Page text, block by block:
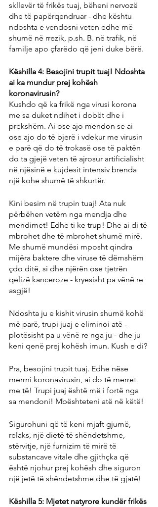
skllevër të frikës tuaj, bëheni nervozë
dhe të papërqendruar - dhe kështu
ndoshta e vendosni veten edhe më
shumë në rrezik, p.sh. B. në trafik, në
familje apo çfarëdo që jeni duke bërë.
Këshilla 4: Besojini trupit tuaj! Ndoshta
ai ka mundur prej kohësh
koronavirusin?
Kushdo që ka frikë nga virusi korona
me sa duket ndihet i dobët dhe i
prekshëm. Ai ose ajo mendon se ai
ose ajo do të bjerë i vdekur me virusin
e parë që do të trokasë ose të paktën
do ta gjejë veten të ajrosur artificialisht
në njësinë e kujdesit intensiv brenda
një kohe shumë të shkurtër.
Kini besim në trupin tuaj! Ata nuk
përbëhen vetëm nga mendja dhe
mendimet! Edhe ti ke trup! Dhe ai di të
mbrohet dhe të mbrohet shumë mirë.
Me shumë mundësi mposht qindra
mijëra baktere dhe viruse të dëmshëm
çdo ditë, si dhe njërën ose tjetrën
qelizë kanceroze - kryesisht pa vënë re
asgjë!
Ndoshta ju e kishit virusin shumë kohë
më parë, trupi juaj e eliminoi atë -
plotësisht pa u vënë re nga ju - dhe ju
keni qenë prej kohësh imun. Kush e di?
Pra, besojini trupit tuaj. Edhe nëse
merrni koronavirusin, ai do të merret
me të! Trupi juaj është më i fortë nga
sa mendoni! Mbështeteni atë në këtë!
Sigurohuni që të keni mjaft gjumë,
relaks, një dietë të shëndetshme,
stërvitje, një furnizim të mirë të
substancave vitale dhe gjithçka që
është njohur prej kohësh dhe siguron
një jetë të shëndetshme dhe të gjatë!
Këshilla 5: Mjetet natyrore kundër frikës